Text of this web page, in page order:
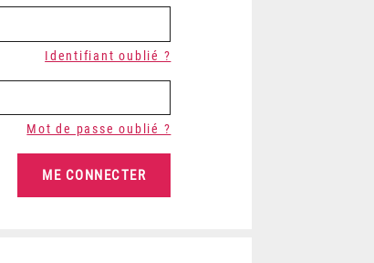
Identifiant oublié ?
Mot de passe oublié ?